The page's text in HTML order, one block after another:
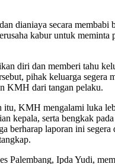
dianiaya secara membabi
kabur untuk meminta
diri dan memberi tahu
pihak keluarga segera
KMH dari tangan pelaku.
itu, KMH mengalami luka
kepala, serta bengkak
berharap laporan ini
Palembang, Ipda Yudi,